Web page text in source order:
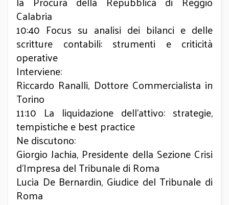
Calabria
10:40 Focus su analisi dei bilanci e delle
scritture contabili: strumenti e criticità
operative
Interviene:
Riccardo Ranalli, Dottore Commercialista in
Torino
11:10 La liquidazione dell’attivo: strategie,
tempistiche e best practice
Ne discutono:
Giorgio Jachia, Presidente della Sezione Crisi
d’Impresa del Tribunale di Roma
Lucia De Bernardin, Giudice del Tribunale di
Roma